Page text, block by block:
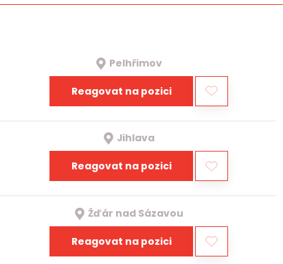
Pelhřimov
Reagovat na pozici
Jihlava
Reagovat na pozici
Žďár nad Sázavou
Reagovat na pozici